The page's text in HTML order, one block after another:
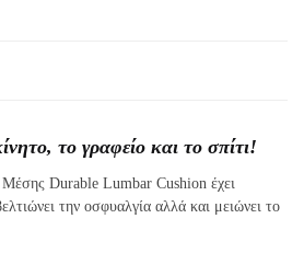
το γραφείο και το σπίτι!
Durable Lumbar Cushion έχει
την οσφυαλγία αλλά και μειώνει το